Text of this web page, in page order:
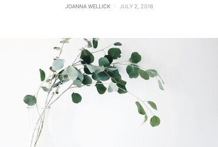
JOANNA WELLICK JULY 2, 2018